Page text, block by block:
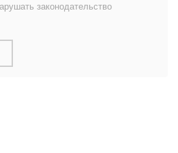
законодательство